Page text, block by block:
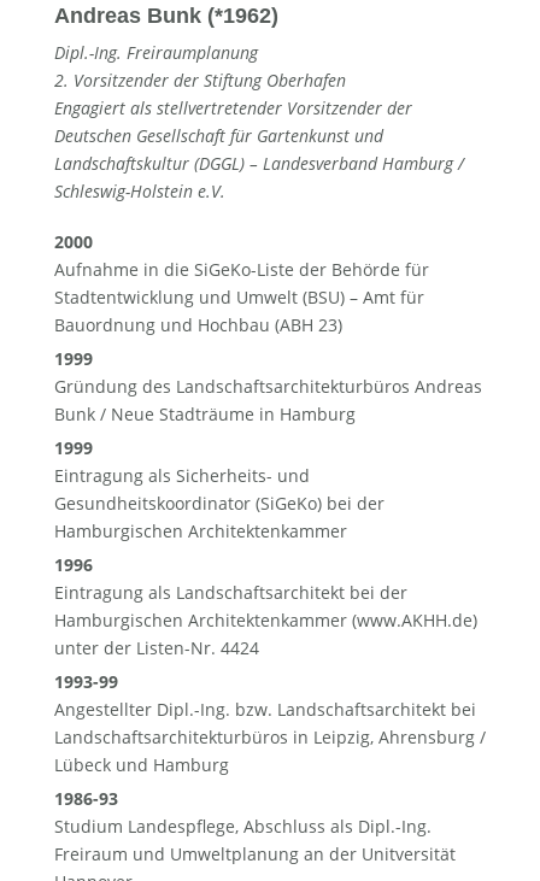
Andreas Bunk (*1962)
Dipl.-Ing. Freiraumplanung
2. Vorsitzender der Stiftung Oberhafen
Engagiert als stellvertretender Vorsitzender der
Deutschen Gesellschaft für Gartenkunst und
Landschaftskultur (DGGL) – Landesverband Hamburg /
Schleswig-Holstein e.V.
2000
Aufnahme in die SiGeKo-Liste der Behörde für
Stadtentwicklung und Umwelt (BSU) – Amt für
Bauordnung und Hochbau (ABH 23)
1999
Gründung des Landschaftsarchitekturbüros Andreas
Bunk / Neue Stadträume in Hamburg
1999
Eintragung als Sicherheits- und
Gesundheitskoordinator (SiGeKo) bei der
Hamburgischen Architektenkammer
1996
Eintragung als Landschaftsarchitekt bei der
Hamburgischen Architektenkammer (www.AKHH.de)
unter der Listen-Nr. 4424
1993-99
Angestellter Dipl.-Ing. bzw. Landschaftsarchitekt bei
Landschaftsarchitekturbüros in Leipzig, Ahrensburg /
Lübeck und Hamburg
1986-93
Studium Landespflege, Abschluss als Dipl.-Ing.
Freiraum und Umweltplanung an der Unitversität